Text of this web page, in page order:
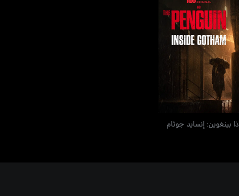
ذا بينغوين: إنسايد جوثام
ذا بينغوين: إنسايد جوثام